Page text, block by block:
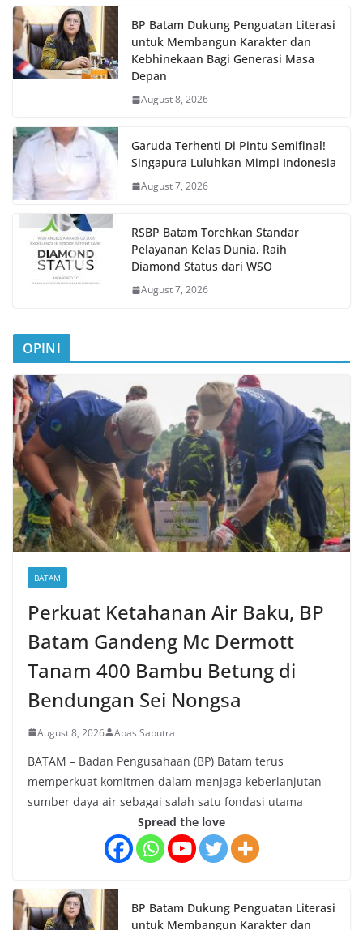
BP Batam Dukung Penguatan Literasi
untuk Membangun Karakter dan
Kebhinekaan Bagi Generasi Masa
Depan
August 8, 2026
Garuda Terhenti Di Pintu Semifinal!
Singapura Luluhkan Mimpi Indonesia
August 7, 2026
RSBP Batam Torehkan Standar
Pelayanan Kelas Dunia, Raih
Diamond Status dari WSO
August 7, 2026
OPINI
BATAM
Perkuat Ketahanan Air Baku, BP
Batam Gandeng Mc Dermott
Tanam 400 Bambu Betung di
Bendungan Sei Nongsa
August 8, 2026 Abas Saputra
BATAM – Badan Pengusahaan (BP) Batam terus
memperkuat komitmen dalam menjaga keberlanjutan
sumber daya air sebagai salah satu fondasi utama
Spread the love
BP Batam Dukung Penguatan Literasi
untuk Membangun Karakter dan